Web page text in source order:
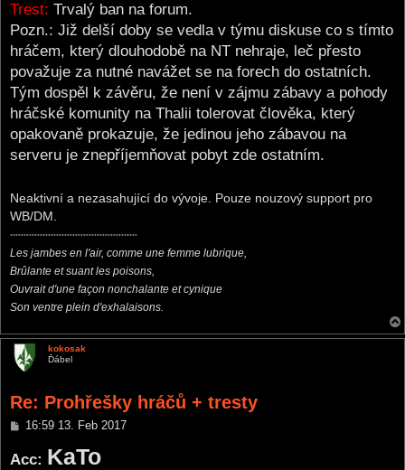
Trest: Trvalý ban na forum.
Pozn.: Již delší doby se vedla v týmu diskuse co s tímto
hráčem, který dlouhodobě na NT nehraje, leč přesto
považuje za nutné navážet se na forech do ostatních.
Tým dospěl k závěru, že není v zájmu zábavy a pohody
hráčské komunity na Thalii tolerovat člověka, který
opakovaně prokazuje, že jedinou jeho zábavou na
serveru je znepříjemňovat pobyt zde ostatním.
Neaktivní a nezasahující do vývoje. Pouze nouzový support pro
WB/DM.
***********************************************
Les jambes en l'air, comme une femme lubrique,
Brûlante et suant les poisons,
Ouvrait d'une façon nonchalante et cynique
Son ventre plein d'exhalaisons.
kokosak
Ďábel
Re: Prohřešky hráčů + tresty
P
t
16:59 13. Feb 2017
Acc: KaTo